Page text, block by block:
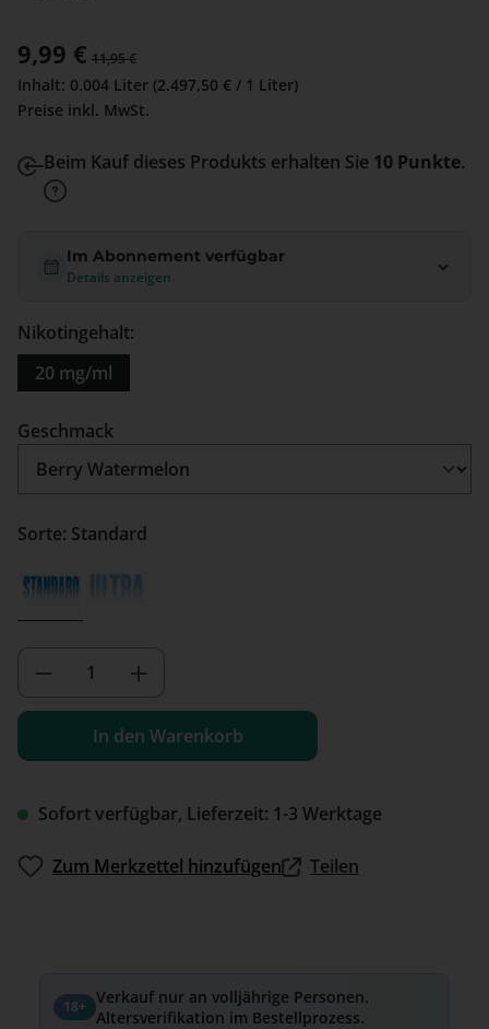
Verkaufspreis:
9,99 € Regulärer Preis:
11,95 €
Inhalt: 0.004 Liter (2.497,50 € / 1 Liter)
Preise inkl. MwSt.
Beim Kauf dieses Produkts erhalten Sie 10 Punkte.
Im Abonnement verfügbar
Details anzeigen
Sofort verfügbar, Lieferzeit: 1-3 Werktage
Nikotingehalt:
20 mg/ml
Geschmack
Sorte: Standard
Produkt Anzahl: Gib den
In den Warenkorb
Zum Merkzettel hinzufügen Teilen
18+ Verkauf nur an volljährige Personen.
Altersverifikation im Bestellprozess.